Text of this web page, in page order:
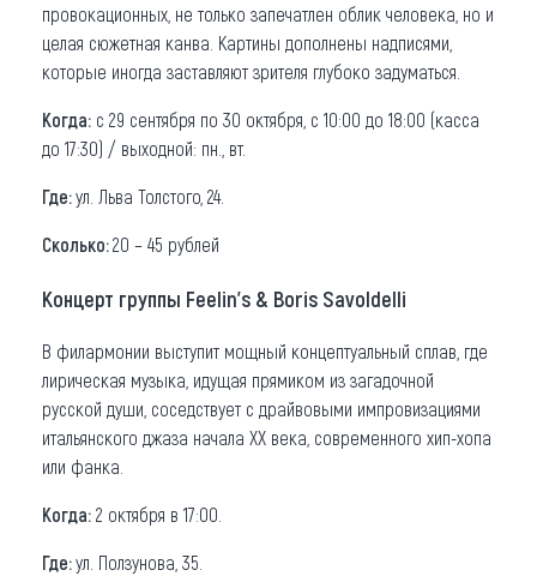
провокационных, не только запечатлен облик человека, но и
целая сюжетная канва. Картины дополнены надписями,
которые иногда заставляют зрителя глубоко задуматься.
Когда: с 29 сентября по 30 октября, с 10:00 до 18:00 (касса
до 17:30) / выходной: пн., вт.
Где:ул. Льва Толстого, 24.
Сколько:20 – 45 рублей
Концерт группы Feelin’s & Boris Savoldelli
В филармонии выступит мощный концептуальный сплав, где
лирическая музыка, идущая прямиком из загадочной
русской души, соседствует с драйвовыми импровизациями
итальянского джаза начала ХХ века, современного хип-хопа
или фанка.
Когда: 2 октября в 17:00.
Где:ул. Ползунова, 35.